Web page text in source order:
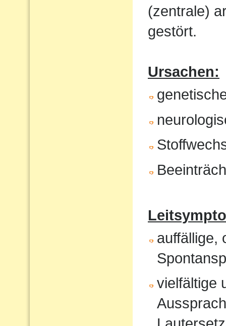
(zentrale)
gestört.
Ursachen:
auffällige,
vielfältige